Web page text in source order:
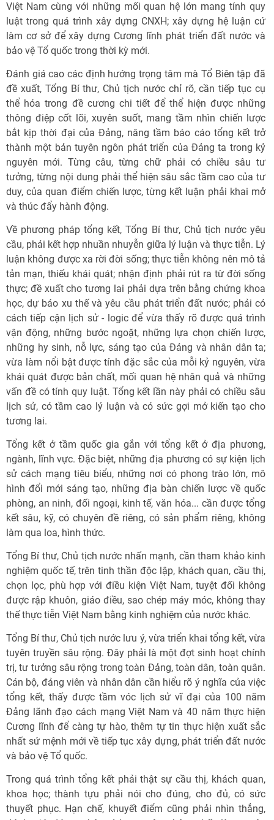
Việt Nam cùng với những mối quan hệ lớn mang tính quy
luật trong quá trình xây dựng CNXH; xây dựng hệ luận cứ
làm cơ sở để xây dựng Cương lĩnh phát triển đất nước và
bảo vệ Tổ quốc trong thời kỳ mới.
Đánh giá cao các định hướng trọng tâm mà Tổ Biên tập đã
đề xuất, Tổng Bí thư, Chủ tịch nước chỉ rõ, cần tiếp tục cụ
thể hóa trong đề cương chi tiết để thể hiện được những
thông điệp cốt lõi, xuyên suốt, mang tầm nhìn chiến lược
bắt kịp thời đại của Đảng, nâng tầm báo cáo tổng kết trở
thành một bản tuyên ngôn phát triển của Đảng ta trong kỷ
nguyên mới. Từng câu, từng chữ phải có chiều sâu tư
tưởng, từng nội dung phải thể hiện sâu sắc tầm cao của tư
duy, của quan điểm chiến lược, từng kết luận phải khai mở
và thúc đẩy hành động.
Về phương pháp tổng kết, Tổng Bí thư, Chủ tịch nước yêu
cầu, phải kết hợp nhuần nhuyễn giữa lý luận và thực tiễn. Lý
luận không được xa rời đời sống; thực tiễn không nên mô tả
tản mạn, thiếu khái quát; nhận định phải rút ra từ đời sống
thực; đề xuất cho tương lai phải dựa trên bằng chứng khoa
học, dự báo xu thế và yêu cầu phát triển đất nước; phải có
cách tiếp cận lịch sử - logic để vừa thấy rõ được quá trình
vận động, những bước ngoặt, những lựa chọn chiến lược,
những hy sinh, nỗ lực, sáng tạo của Đảng và nhân dân ta;
vừa làm nổi bật được tính đặc sắc của mỗi kỷ nguyên, vừa
khái quát được bản chất, mối quan hệ nhân quả và những
vấn đề có tính quy luật. Tổng kết lần này phải có chiều sâu
lịch sử, có tầm cao lý luận và có sức gợi mở kiến tạo cho
tương lai.
Tổng kết ở tầm quốc gia gắn với tổng kết ở địa phương,
ngành, lĩnh vực. Đặc biệt, những địa phương có sự kiện lịch
sử cách mạng tiêu biểu, những nơi có phong trào lớn, mô
hình đổi mới sáng tạo, những địa bàn chiến lược về quốc
phòng, an ninh, đối ngoại, kinh tế, văn hóa... cần được tổng
kết sâu, kỹ, có chuyên đề riêng, có sản phẩm riêng, không
làm qua loa, hình thức.
Tổng Bí thư, Chủ tịch nước nhấn mạnh, cần tham khảo kinh
nghiệm quốc tế, trên tinh thần độc lập, khách quan, cầu thị,
chọn lọc, phù hợp với điều kiện Việt Nam, tuyệt đối không
được rập khuôn, giáo điều, sao chép máy móc, không thay
thế thực tiễn Việt Nam bằng kinh nghiệm của nước khác.
Tổng Bí thư, Chủ tịch nước lưu ý, vừa triển khai tổng kết, vừa
tuyên truyền sâu rộng. Đây phải là một đợt sinh hoạt chính
trị, tư tưởng sâu rộng trong toàn Đảng, toàn dân, toàn quân.
Cán bộ, đảng viên và nhân dân cần hiểu rõ ý nghĩa của việc
tổng kết, thấy được tầm vóc lịch sử vĩ đại của 100 năm
Đảng lãnh đạo cách mạng Việt Nam và 40 năm thực hiện
Cương lĩnh để càng tự hào, thêm tự tin thực hiện xuất sắc
nhất sứ mệnh mới về tiếp tục xây dựng, phát triển đất nước
và bảo vệ Tổ quốc.
Trong quá trình tổng kết phải thật sự cầu thị, khách quan,
khoa học; thành tựu phải nói cho đúng, cho đủ, có sức
thuyết phục. Hạn chế, khuyết điểm cũng phải nhìn thẳng,